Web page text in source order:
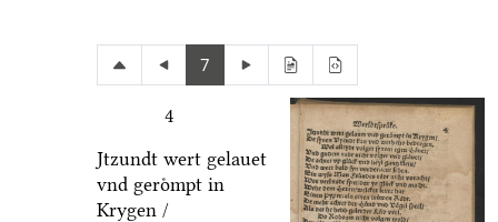
7
4
Jtzundt wert gelauet
vnd geroͤmpt in
Krygen /